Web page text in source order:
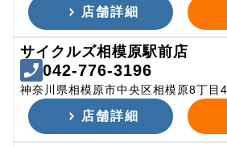
店舗詳細
サイクルズ相模原駅前店
042-776-3196
神奈川県相模原市中央区相模原8丁目
店舗詳細